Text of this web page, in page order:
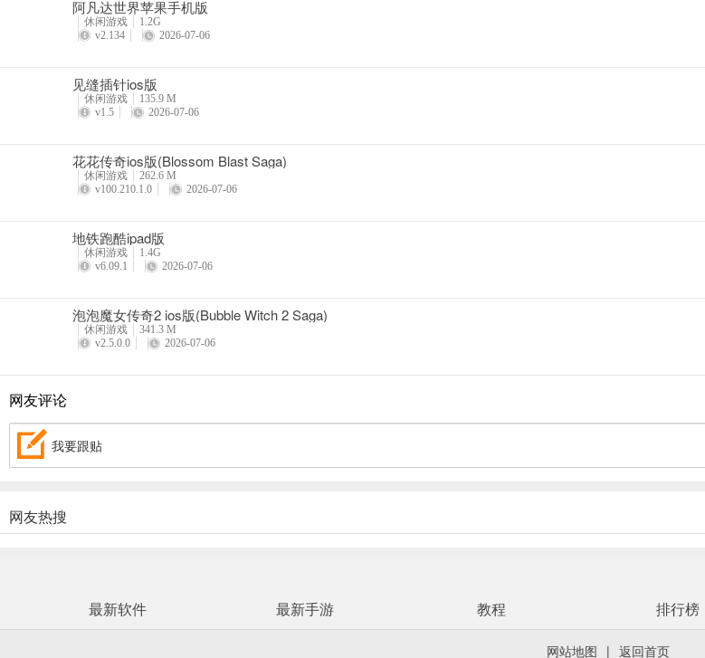
我当时以为他只是在哄骗我，可是高人说过的那些话，囊括了这些年发生过的每一件大事，包括每一期更新文案的内容！
我用尽所有办法，历尽千辛万苦，终于找到了他。
我在一个黄道吉日既害怕又开心地打开锦囊，上面写着：
开心消消乐1.123版本更新了！消除节重磅来袭，三大神话主题让你成为自己的神！
2、【神话商城】7月20日~8月19日，惊喜实物，丰厚奖励，助力神话之旅！
3、【后羿射日】7月20日~7月29日，化身射日英雄后羿，击落金乌，拯救烈日灼烧下的开心村吧~
5、【大禹治水】8月8日~8月18日，挖渠通水，拯救村庄。化身治水达人，帮助开心村重现美好生机！
6、【全新关卡】老板说：“这次关卡一定要用心用心再用心，新关卡要简单的同时不失巧妙，巧妙的同时又有惊喜，惊喜
7、【发微博有好礼】带话题#开心如有神助#发微博晒截图，直接抽五位幸运小村民送出惊喜礼物！
阿凡达世界苹果手机版
休闲游戏
1.2G
v2.134
2026-07-06
见缝插针ios版
休闲游戏
135.9 M
v1.5
2026-07-06
花花传奇ios版(Blossom Blast Saga)
休闲游戏
262.6 M
v100.210.1.0
2026-07-06
地铁跑酷ipad版
休闲游戏
1.4G
v6.09.1
2026-07-06
泡泡魔女传奇2 ios版(Bubble Witch 2 Saga)
休闲游戏
341.3 M
v2.5.0.0
2026-07-06
网友评论
我要跟贴
网友热搜
最新软件 最新手游 教程 排行榜
网站地图 | 返回首页